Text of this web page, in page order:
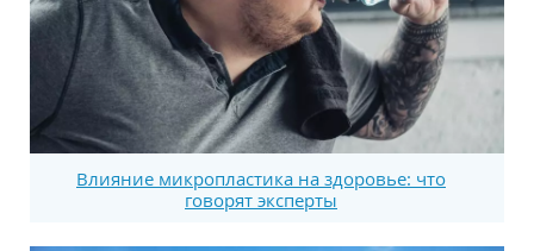
Влияние микропластика на здоровье: что
говорят эксперты